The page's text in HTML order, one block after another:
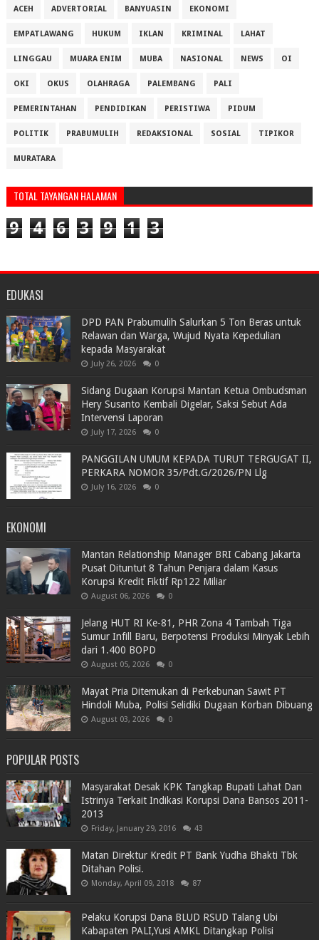
ACEH ADVERTORIAL BANYUASIN EKONOMI
EMPATLAWANG HUKUM IKLAN KRIMINAL LAHAT
LINGGAU MUARA ENIM MUBA NASIONAL NEWS OI
OKI OKUS OLAHRAGA PALEMBANG PALI
PEMERINTAHAN PENDIDIKAN PERISTIWA PIDUM
POLITIK PRABUMULIH REDAKSIONAL SOSIAL TIPIKOR
MURATARA
TOTAL TAYANGAN HALAMAN
9 4 6 3 9 1 3
EDUKASI
DPD PAN Prabumulih Salurkan 5 Ton Beras untuk
Relawan dan Warga, Wujud Nyata Kepedulian
kepada Masyarakat
July 26, 2026 0
Sidang Dugaan Korupsi Mantan Ketua Ombudsman
Hery Susanto Kembali Digelar, Saksi Sebut Ada
Intervensi Laporan
July 17, 2026 0
PANGGILAN UMUM KEPADA TURUT TERGUGAT II,
PERKARA NOMOR 35/Pdt.G/2026/PN Llg
July 16, 2026 0
EKONOMI
Mantan Relationship Manager BRI Cabang Jakarta
Pusat Dituntut 8 Tahun Penjara dalam Kasus
Korupsi Kredit Fiktif Rp122 Miliar
August 06, 2026 0
Jelang HUT RI Ke-81, PHR Zona 4 Tambah Tiga
Sumur Infill Baru, Berpotensi Produksi Minyak Lebih
dari 1.400 BOPD
August 05, 2026 0
Mayat Pria Ditemukan di Perkebunan Sawit PT
Hindoli Muba, Polisi Selidiki Dugaan Korban Dibuang
August 03, 2026 0
POPULAR POSTS
Masyarakat Desak KPK Tangkap Bupati Lahat Dan
Istrinya Terkait Indikasi Korupsi Dana Bansos 2011-
2013
Friday, January 29, 2016 43
Matan Direktur Kredit PT Bank Yudha Bhakti Tbk
Ditahan Polisi.
Monday, April 09, 2018 87
Pelaku Korupsi Dana BLUD RSUD Talang Ubi
Kabapaten PALI,Yusi AMKL Ditangkap Polisi